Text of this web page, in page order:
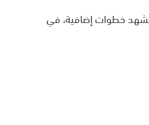
ستشهد خطوات إضافية، في